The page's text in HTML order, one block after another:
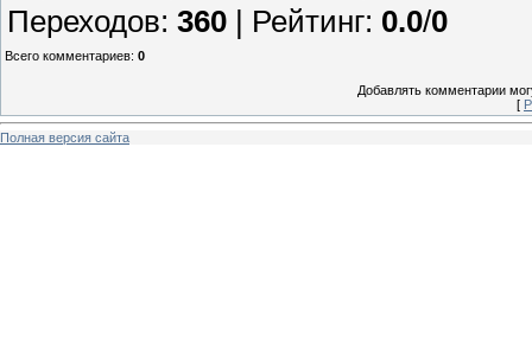
Переходов: 360 | Рейтинг: 0.0/0
Всего комментариев: 0
Добавлять комментарии
[
Полная версия сайта